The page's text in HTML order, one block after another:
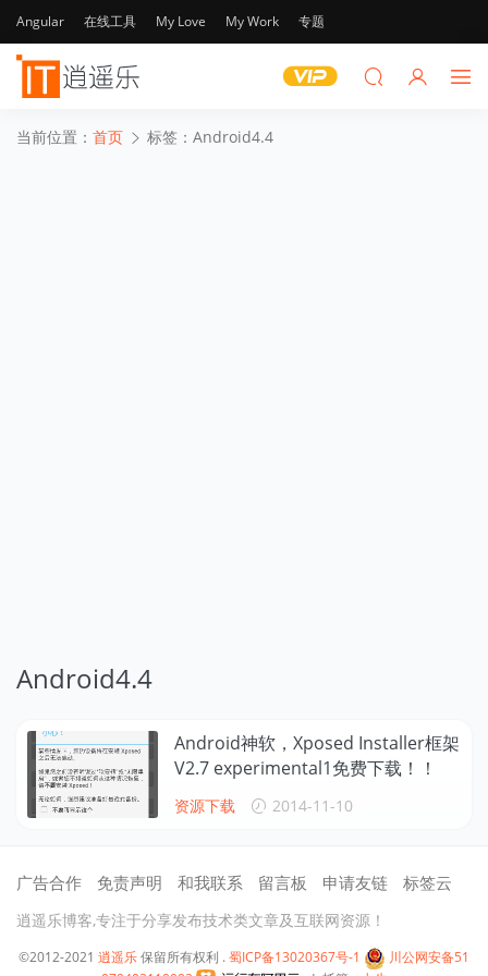
Angular 在线工具 My Love My Work 专题
当前位置： 首页 标签：Android4.4
Android4.4
Android神软，Xposed Installer框架
V2.7 experimental1免费下载！！
资源下载 2014-11-10
广告合作 免责声明 和我联系 留言板 申请友链 标签云
逍遥乐博客,专注于分享发布技术类文章及互联网资源！
©2012-2021 逍遥乐保留所有权利 . 蜀ICP备13020367号-1
川公网安备51